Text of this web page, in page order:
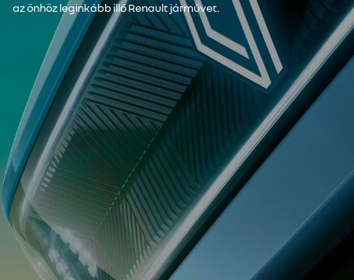
az önhöz leginkább illő Renault járművet.